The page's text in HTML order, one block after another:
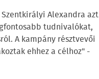
Alexandra azt
tudnivalókat,
A kampány résztvevői
ehhez a célhoz" -